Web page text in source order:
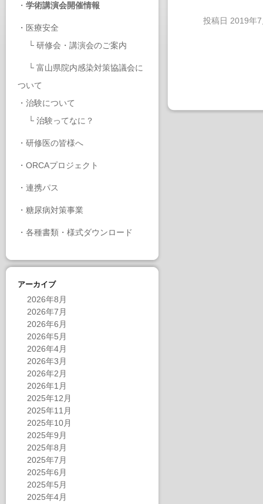
・ 学術講演会開催情報
・ 医療安全
└ 研修会・講演会のご案内
└ 富山県院内感染対策協議会に
ついて
・ 治験について
└ 治験ってなに？
・ 研修医の皆様へ
・ ORCAプロジェクト
・ 連携パス
・ 糖尿病対策事業
・ 各種書類・様式ダウンロード
アーカイブ
2026年8月
2026年7月
2026年6月
2026年5月
2026年4月
2026年3月
2026年2月
2026年1月
2025年12月
2025年11月
2025年10月
2025年9月
2025年8月
2025年7月
2025年6月
2025年5月
2025年4月
投稿日 2019年